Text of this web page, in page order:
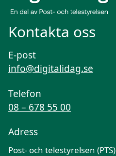
Kontakta oss
E-post
info@digitalidag.se
Telefon
08 – 678 55 00
Adress
Post- och telestyrelsen (PTS)